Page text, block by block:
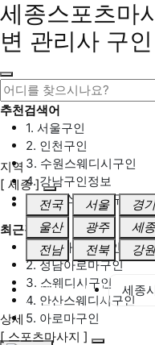
세종스포츠마
변 관리사 구
추천검색어
1. 서울구인
2. 인천구인
3. 수원스웨디시구인
4. 강남구인정보
5. 동탄스웨디시구인
최근검색어
1. 일산마사지구인
2. 성남아로마구인
3. 스웨디시구인
4. 안산스웨디시구인
5. 아로마구인
지역
[ 세종 ]
전국
서울 경기
울산
광주 세종
전남
전북 강원
세종 전체
세종
상세
[ 스포츠마사지 ]